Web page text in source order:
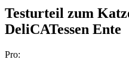
Testurteil zum
DeliCATessen Ente
Pro: